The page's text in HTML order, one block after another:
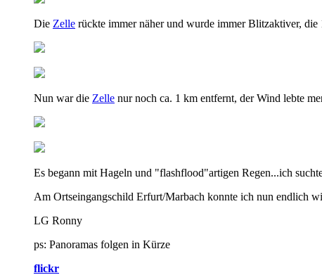
Die Zelle rückte immer näher und wurde immer Blitzaktiver,
Nun war die Zelle nur noch ca. 1 km entfernt, der Wind lebte
Es begann mit Hageln und "flashflood"artigen Regen...ich
Am Ortseingangschild Erfurt/Marbach konnte ich nun endlich
LG Ronny
ps: Panoramas folgen in Kürze
flickr